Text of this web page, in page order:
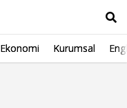
Ekonomi Kurumsal